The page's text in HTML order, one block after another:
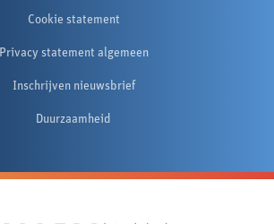
Cookie statement
Privacy statement algemeen
Inschrijven nieuwsbrief
Duurzaamheid